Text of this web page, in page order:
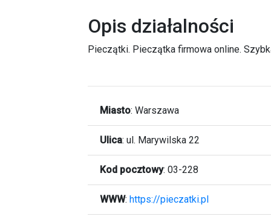
Opis działalności
Pieczątki. Pieczątka firmowa online.
Miasto: Warszawa
Ulica: ul. Marywilska 22
Kod pocztowy: 03-228
WWW: https://pieczatki.pl